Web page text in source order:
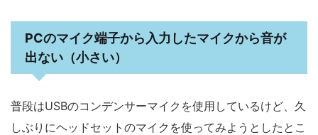
PCのマイク端子から入力したマイクから音が
出ない（小さい）
普段はUSBのコンデンサーマイクを使用しているけど、久
しぶりにヘッドセットのマイクを使ってみようとしたとこ